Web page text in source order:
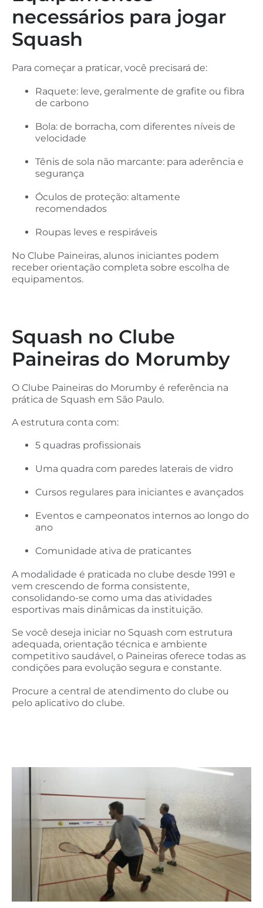
necessários para jogar
Squash
Para começar a praticar, você precisará de:
Raquete: leve, geralmente de grafite ou fibra
de carbono
Bola: de borracha, com diferentes níveis de
velocidade
Tênis de sola não marcante: para aderência e
segurança
Óculos de proteção: altamente
recomendados
Roupas leves e respiráveis
No Clube Paineiras, alunos iniciantes podem
receber orientação completa sobre escolha de
equipamentos.
Squash no Clube
Paineiras do Morumby
O Clube Paineiras do Morumby é referência na
prática de Squash em São Paulo.
A estrutura conta com:
5 quadras profissionais
Uma quadra com paredes laterais de vidro
Cursos regulares para iniciantes e avançados
Eventos e campeonatos internos ao longo do
ano
Comunidade ativa de praticantes
A modalidade é praticada no clube desde 1991 e
vem crescendo de forma consistente,
consolidando-se como uma das atividades
esportivas mais dinâmicas da instituição.
Se você deseja iniciar no Squash com estrutura
adequada, orientação técnica e ambiente
competitivo saudável, o Paineiras oferece todas as
condições para evolução segura e constante.
Procure a central de atendimento do clube ou
pelo aplicativo do clube.